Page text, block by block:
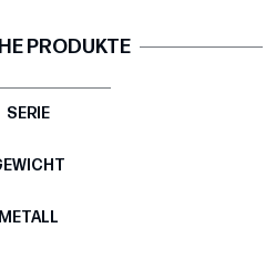
PRODUKTE
SERIE
METALL